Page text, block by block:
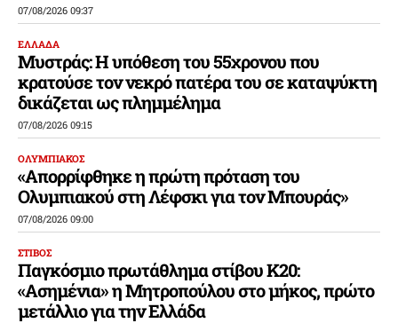
07/08/2026 09:37
ΕΛΛΑΔΑ
Μυστράς: Η υπόθεση του 55χρονου που
κρατούσε τον νεκρό πατέρα του σε καταψύκτη
δικάζεται ως πλημμέλημα
07/08/2026 09:15
ΟΛΥΜΠΙΑΚΟΣ
«Απορρίφθηκε η πρώτη πρόταση του
Ολυμπιακού στη Λέφσκι για τον Μπουράς»
07/08/2026 09:00
ΣΤΙΒΟΣ
Παγκόσμιο πρωτάθλημα στίβου Κ20:
«Ασημένια» η Μητροπούλου στο μήκος, πρώτο
μετάλλιο για την Ελλάδα